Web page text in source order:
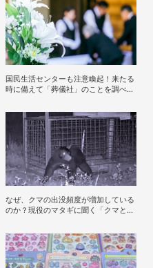
国民生活センターも注意喚起！来たる
時に備えて「葬儀社」のことを調べて
なぜ、クマの出没頻度が増加している
のか？現役のマタギに聞く「クマと人